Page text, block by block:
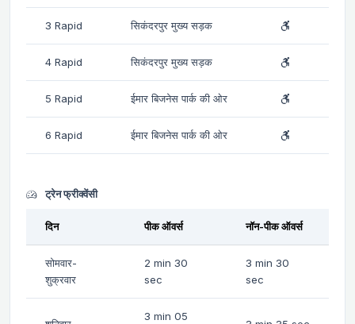
3 Rapid सिकंदरपुर मुख्य सड़क
4 Rapid सिकंदरपुर मुख्य सड़क
5 Rapid ईमार बिजनेस पार्क की ओर
6 Rapid ईमार बिजनेस पार्क की ओर
ट्रेन फ्रीक्वेंसी
दिन पीक ऑवर्स नॉन-पीक ऑवर्स
सोमवार-
शुक्रवार
2 min 30
sec
3 min 30
sec
3 min 05